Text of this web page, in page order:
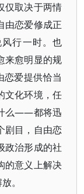
仅取决于两情
由恋爱修成正
行一时。也
来愈明显的规
恋爱提供恰当
文化环境，任
么——都将迅
剧目，自由恋
政治形成的社
的意义上解决
。